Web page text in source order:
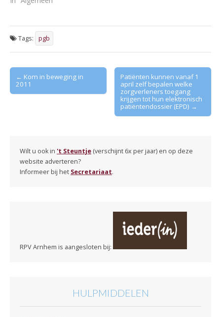
Tags: pgb
Post
navigation
← Kom in beweging in
2011
Patiënten kunnen vanaf 1
april zelf bepalen welke
zorgverleners toegang
krijgen tot hun elektronisch
patiëntendossier (EPD) →
Wilt u ook in 't Steuntje (verschijnt 6x per jaar) en op deze
website adverteren?
Informeer bij het Secretariaat.
RPV Arnhem is aangesloten bij:
HULPMIDDELEN